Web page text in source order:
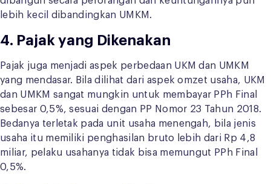
lebih kecil dibandingkan UMKM.
4. Pajak yang Dikenakan
Pajak juga menjadi aspek perbedaan UKM dan UMKM
yang mendasar. Bila dilihat dari aspek omzet usaha, UKM
dan UMKM sangat mungkin untuk membayar PPh Final
sebesar 0,5%, sesuai dengan PP Nomor 23 Tahun 2018.
Bedanya terletak pada unit usaha menengah, bila jenis
usaha itu memiliki penghasilan bruto lebih dari Rp 4,8
miliar, pelaku usahanya tidak bisa memungut PPh Final
0,5%.